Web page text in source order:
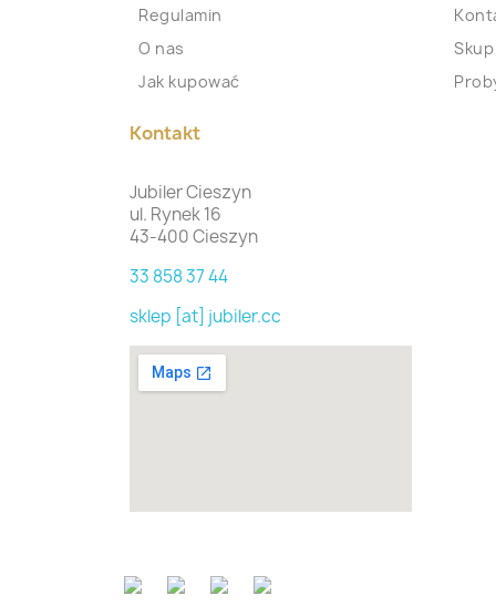
Regulamin
O nas
Jak kupować
Kontakt
Jubiler Cieszyn
ul. Rynek 16
43-400 Cieszyn
33 858 37 44
sklep [at] jubiler.cc